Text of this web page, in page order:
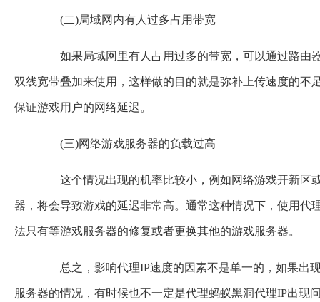
(二)局域网内有人过多占用带宽
如果局域网里有人占用过多的带宽，可以通过路由
双线宽带叠加来使用，这样做的目的就是弥补上传速度的不
保证游戏用户的网络延迟。
(三)网络游戏服务器的负载过高
这个情况出现的机率比较小，例如网络游戏开新区
器，将会导致游戏的延迟非常高。通常这种情况下，使用代
法只有等游戏服务器的修复或者更换其他的游戏服务器。
总之，影响代理IP速度的因素不是单一的，如果出
服务器的情况，有时候也不一定是代理蚂蚁黑洞代理IP出现